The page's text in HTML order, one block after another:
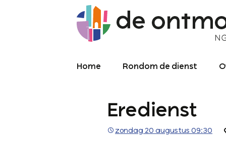
Home Rondom de dienst
Meekijken/luisteren
Over de kerkdienst
Eredienst
zondag 20 augustus 09:30